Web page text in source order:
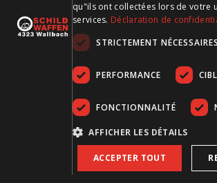
qu"ils ont collectées lors de votre
services. Déclaration de
STRICTEMENT NÉCESSAIRES
PERFORMANCE
FONCTIONNALITÉ
AFFICHER LES DÉTAILS
ACCEPTER TOUT